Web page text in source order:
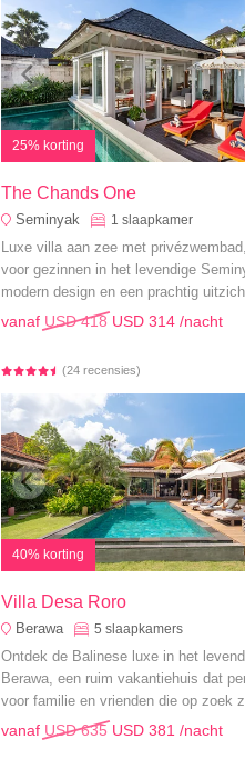
25% korting
The Chands One
Seminyak 1slaapkamer
Luxe villa aan zee met
voor gezinnen in het levendige
modern design en een prachtig
vanaf USD 418 USD 314 /nacht
(24 recensies)
40% korting
Villa Desa Roro
Berawa 5slaapkamers
Ontdek de Balinese luxe in het
Berawa, een ruim vakantiehuis dat
voor familie en vrienden die op zoek
tropisch geluk.
vanaf USD 635 USD 381 /nacht